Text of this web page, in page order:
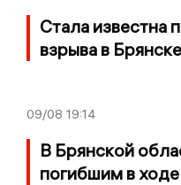
Стала известна
взрыва в Брянске
09/08 19:14
В Брянской
погибшим в